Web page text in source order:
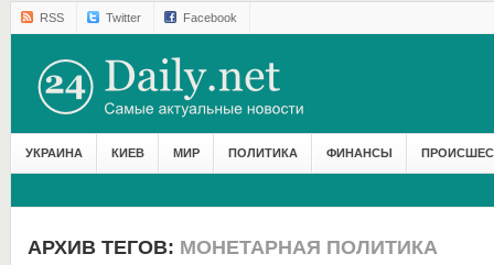
RSS Twitter Facebook
УКРАИНА КИЕВ МИР ПОЛИТИКА ФИНАНСЫ
АРХИВ ТЕГОВ: МОНЕТАРНАЯ ПОЛИТИКА